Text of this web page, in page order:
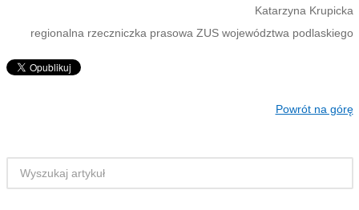
Katarzyna Krupicka
regionalna rzeczniczka prasowa ZUS województwa podlaskiego
Powrót na górę